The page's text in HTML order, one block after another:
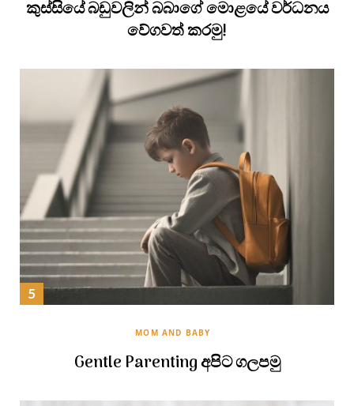
කුස්සියේ බඩුවලින් බබාගේ මොළයේ වර්ධනය
වේගවත් කරමු!
MOM AND BABY
Gentle Parenting අපිට ගලපමු